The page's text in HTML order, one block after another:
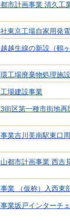
市計画事業 清久工
東京工場自家用発
越生線の新設（鶴
工場廃棄物処理施
場建設事業
街区第一種市街地
業吉川美南駅東口
都市計画事業 西吉
業 （仮称）入西東
業坂戸インターチ